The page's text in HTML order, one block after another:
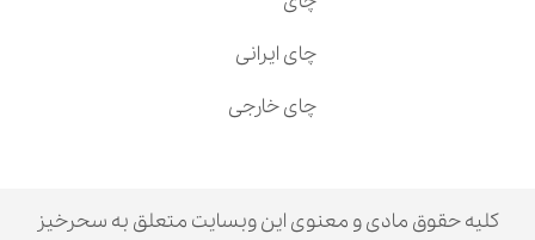
مادی و معنوی این وبسایت متعلق به سحرخیز